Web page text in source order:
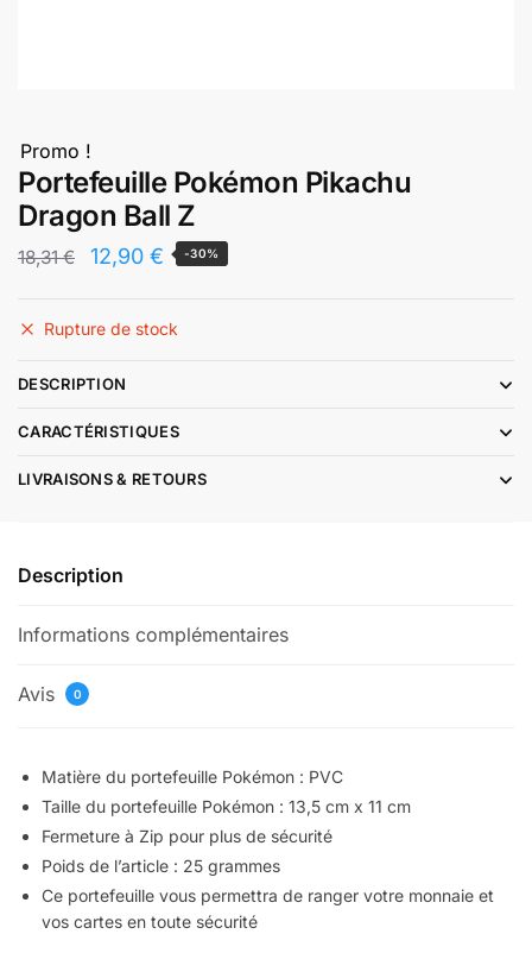
Promo !
Portefeuille Pokémon Pikachu
Dragon Ball Z
18,31€
Le
initial
18,31 €.
12,90 € Le
actuel
-30%
Rupture de stock
DESCRIPTION
CARACTÉRISTIQUES
LIVRAISONS & RETOURS
Description
Informations complémentaires
Avis 0
Matière du portefeuille Pokémon : PVC
Taille du portefeuille Pokémon : 13,5 cm x 11 cm
Fermeture à Zip pour plus de sécurité
Poids de l’article : 25 grammes
Ce portefeuille vous permettra de ranger votre monnaie et
vos cartes en toute sécurité